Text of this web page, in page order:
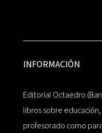
INFORMACIÓN
Editorial Octaedro
libros sobre
profesorado como